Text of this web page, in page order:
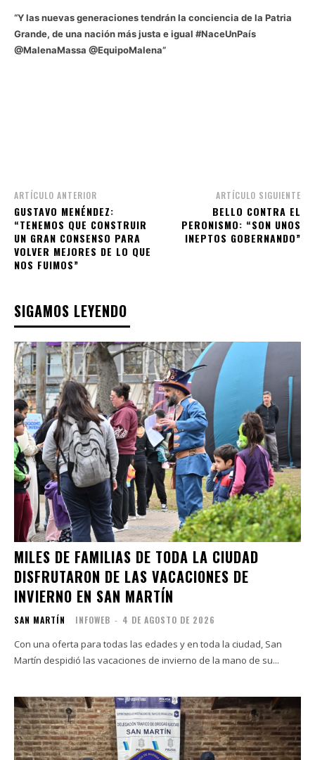
“Y las nuevas generaciones tendrán la conciencia de la Patria
Grande, de una nación más justa e igual #NaceUnPaís
@MalenaMassa @EquipoMalena”
ARTÍCULO ANTERIOR
GUSTAVO MENÉNDEZ:
“TENEMOS QUE CONSTRUIR
UN GRAN CONSENSO PARA
VOLVER MEJORES DE LO QUE
NOS FUIMOS”
ARTÍCULO SIGUIENTE
BELLO CONTRA EL
PERONISMO: “SON UNOS
INEPTOS GOBERNANDO”
SIGAMOS LEYENDO
MILES DE FAMILIAS DE TODA LA CIUDAD
DISFRUTARON DE LAS VACACIONES DE
INVIERNO EN SAN MARTÍN
SAN MARTÍN INFOWEB - 4 DE AGOSTO DE 2026
Con una oferta para todas las edades y en toda la ciudad, San
Martín despidió las vacaciones de invierno de la mano de su...